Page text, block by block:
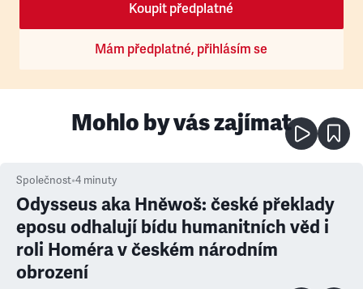
Koupit předplatné
Mám předplatné, přihlásím se
Mohlo by vás zajímat
Společnost•4 minuty
Odysseus aka Hněwoš: české překlady
eposu odhalují bídu humanitních věd i
roli Homéra v českém národním
obrození